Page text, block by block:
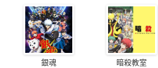
銀魂 暗殺教室